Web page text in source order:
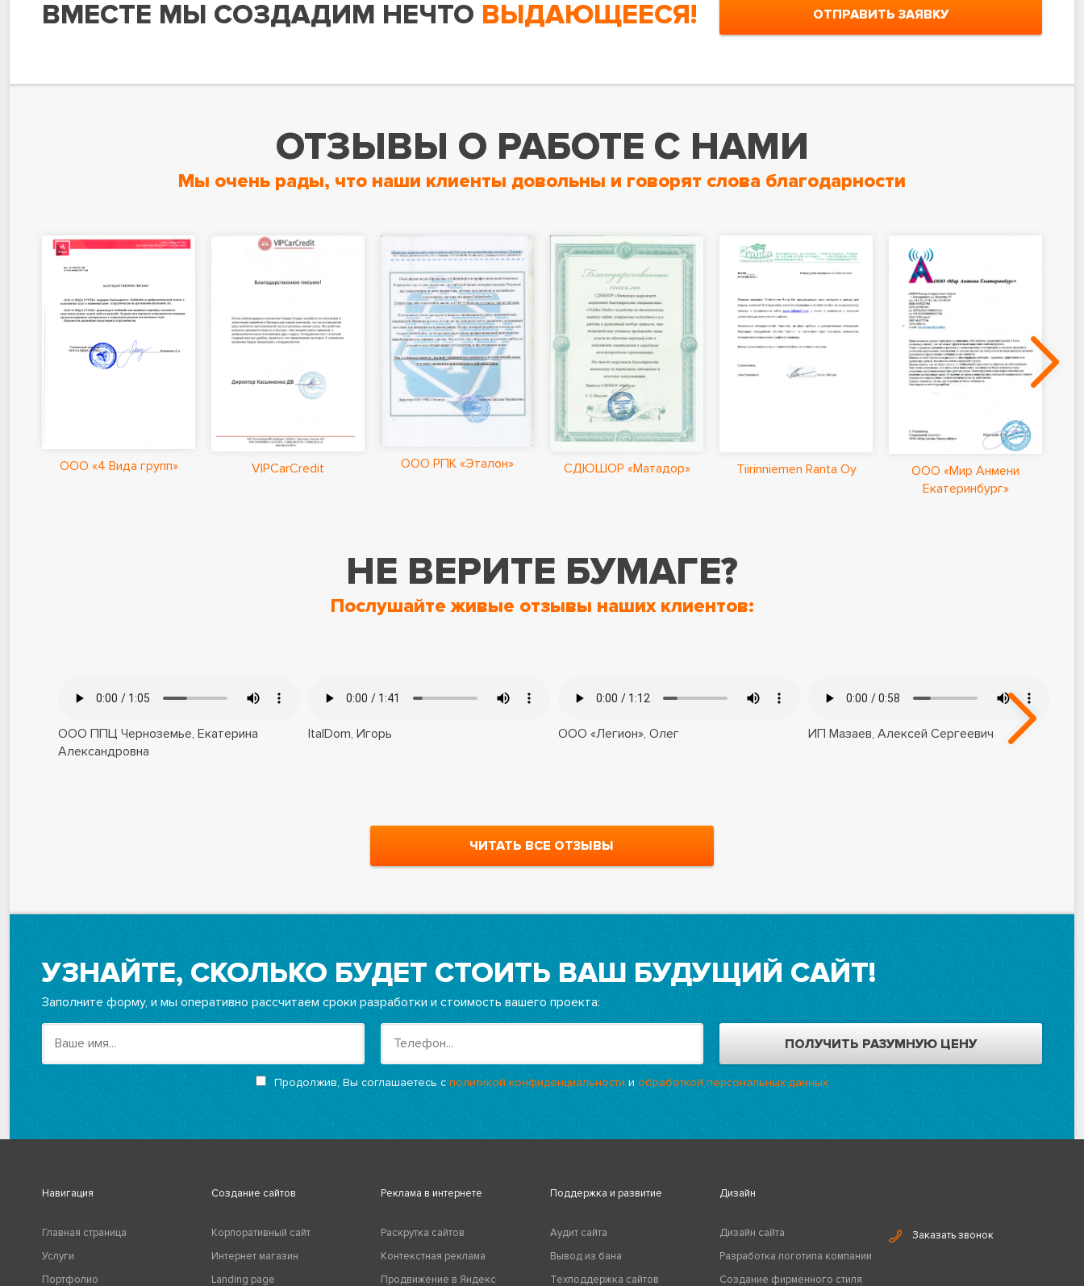
ВМЕСТЕ МЫ СОЗДАДИМ НЕЧТО ВЫДАЮЩЕЕСЯ! ОТПРАВИТЬ ЗАЯВКУ
ОТЗЫВЫ О РАБОТЕ С НАМИ
Мы очень рады, что наши клиенты довольны и говорят слова благодарности
ООО «4 Вида групп» VIPCarCredit ООО РПК «Эталон» СДЮШОР «Матадор» Tiirinniemen Ranta Oy
ООО «Мир Анмени
Екатеринбург»
НЕ ВЕРИТЕ БУМАГЕ?
Послушайте живые отзывы наших клиентов:
ООО ППЦ Черноземье, Екатерина
Александровна
ItalDom, Игорь OOO «Легион», Олег ИП Мазаев, Алексей Сергеевич
ЧИТАТЬ ВСЕ ОТЗЫВЫ
УЗНАЙТЕ, СКОЛЬКО БУДЕТ СТОИТЬ ВАШ БУДУЩИЙ САЙТ!
Заполните форму, и мы оперативно рассчитаем сроки разработки и стоимость вашего проекта:
Продолжив, Вы соглашаетесь с политикой конфиденциальности и обработкой персональных данных
Навигация
Главная страница
Услуги
Портфолио
Создание сайтов
Корпоративный сайт
Интернет магазин
Landing page
Реклама в интернете
Раскрутка сайтов
Контекстная реклама
Продвижение в Яндекс
Поддержка и развитие
Аудит сайта
Вывод из бана
Техподдержка сайтов
Дизайн
Дизайн сайта
Разработка логотипа компании
Создание фирменного стиля
Заказать звонок